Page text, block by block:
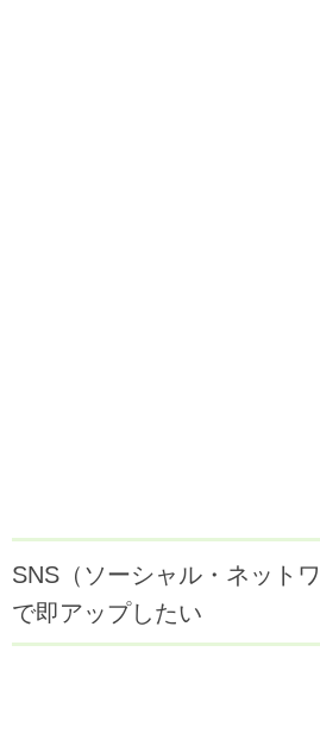
SNS（ソーシャル・ネット
で即アップしたい